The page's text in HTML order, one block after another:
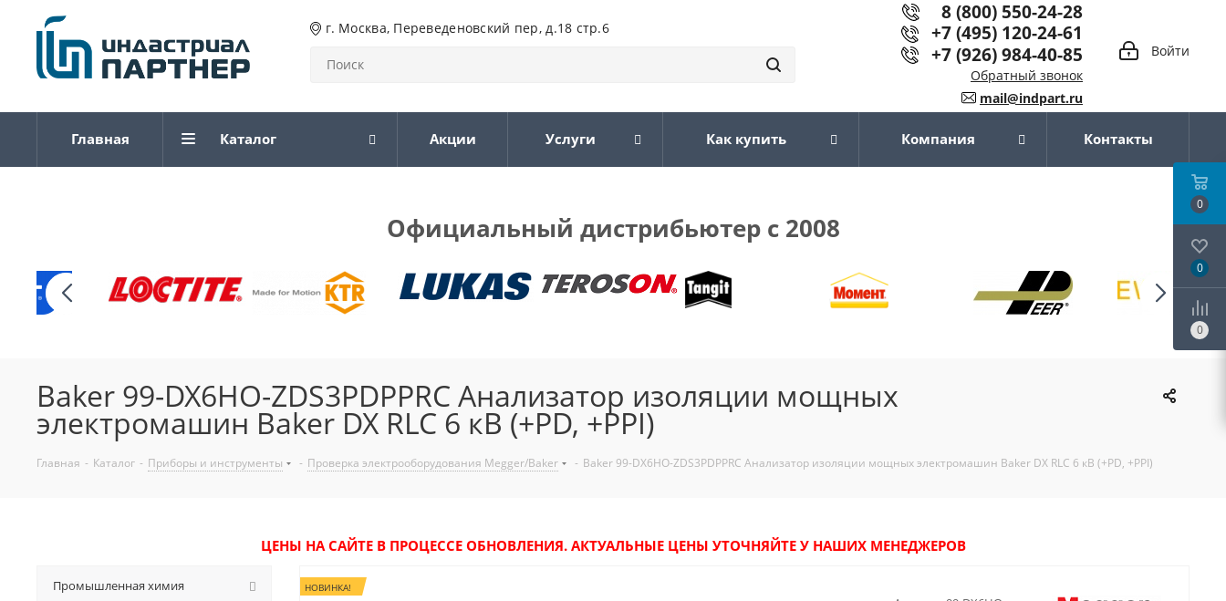
г. Москва, Переведеновский пер, д.18 стр.6
Войти
8 (800) 550-24-28
+7 (495) 120-24-61
+7 (926) 984-40-85
Обратный звонок
mail@indpart.ru
Главная Каталог Акции Услуги Как купить Компания Контакты
Официальный дистрибьютер с 2008
Baker 99-DX6HO-ZDS3PDPPRC Анализатор изоляции мощных
электромашин Baker DX RLC 6 кВ (+PD, +PPI)
Главная - Каталог - Приборы и инструменты - Проверка электрооборудования Megger/Baker - Baker 99-DX6HO-ZDS3PDPPRC Анализатор изоляции мощных электромашин Baker DX RLC 6 кВ (+PD, +PPI)
ЦЕНЫ НА САЙТЕ В ПРОЦЕССЕ ОБНОВЛЕНИЯ. АКТУАЛЬНЫЕ ЦЕНЫ УТОЧНЯЙТЕ У НАШИХ МЕНЕДЖЕРОВ
НОВИНКА!
Промышленная химия
0
0
0